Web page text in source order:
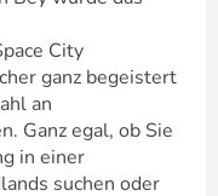
City
ganz begeistert
an
Ganz egal, ob Sie
in einer
suchen oder